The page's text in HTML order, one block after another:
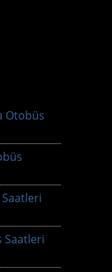
Otobüs
Saatleri